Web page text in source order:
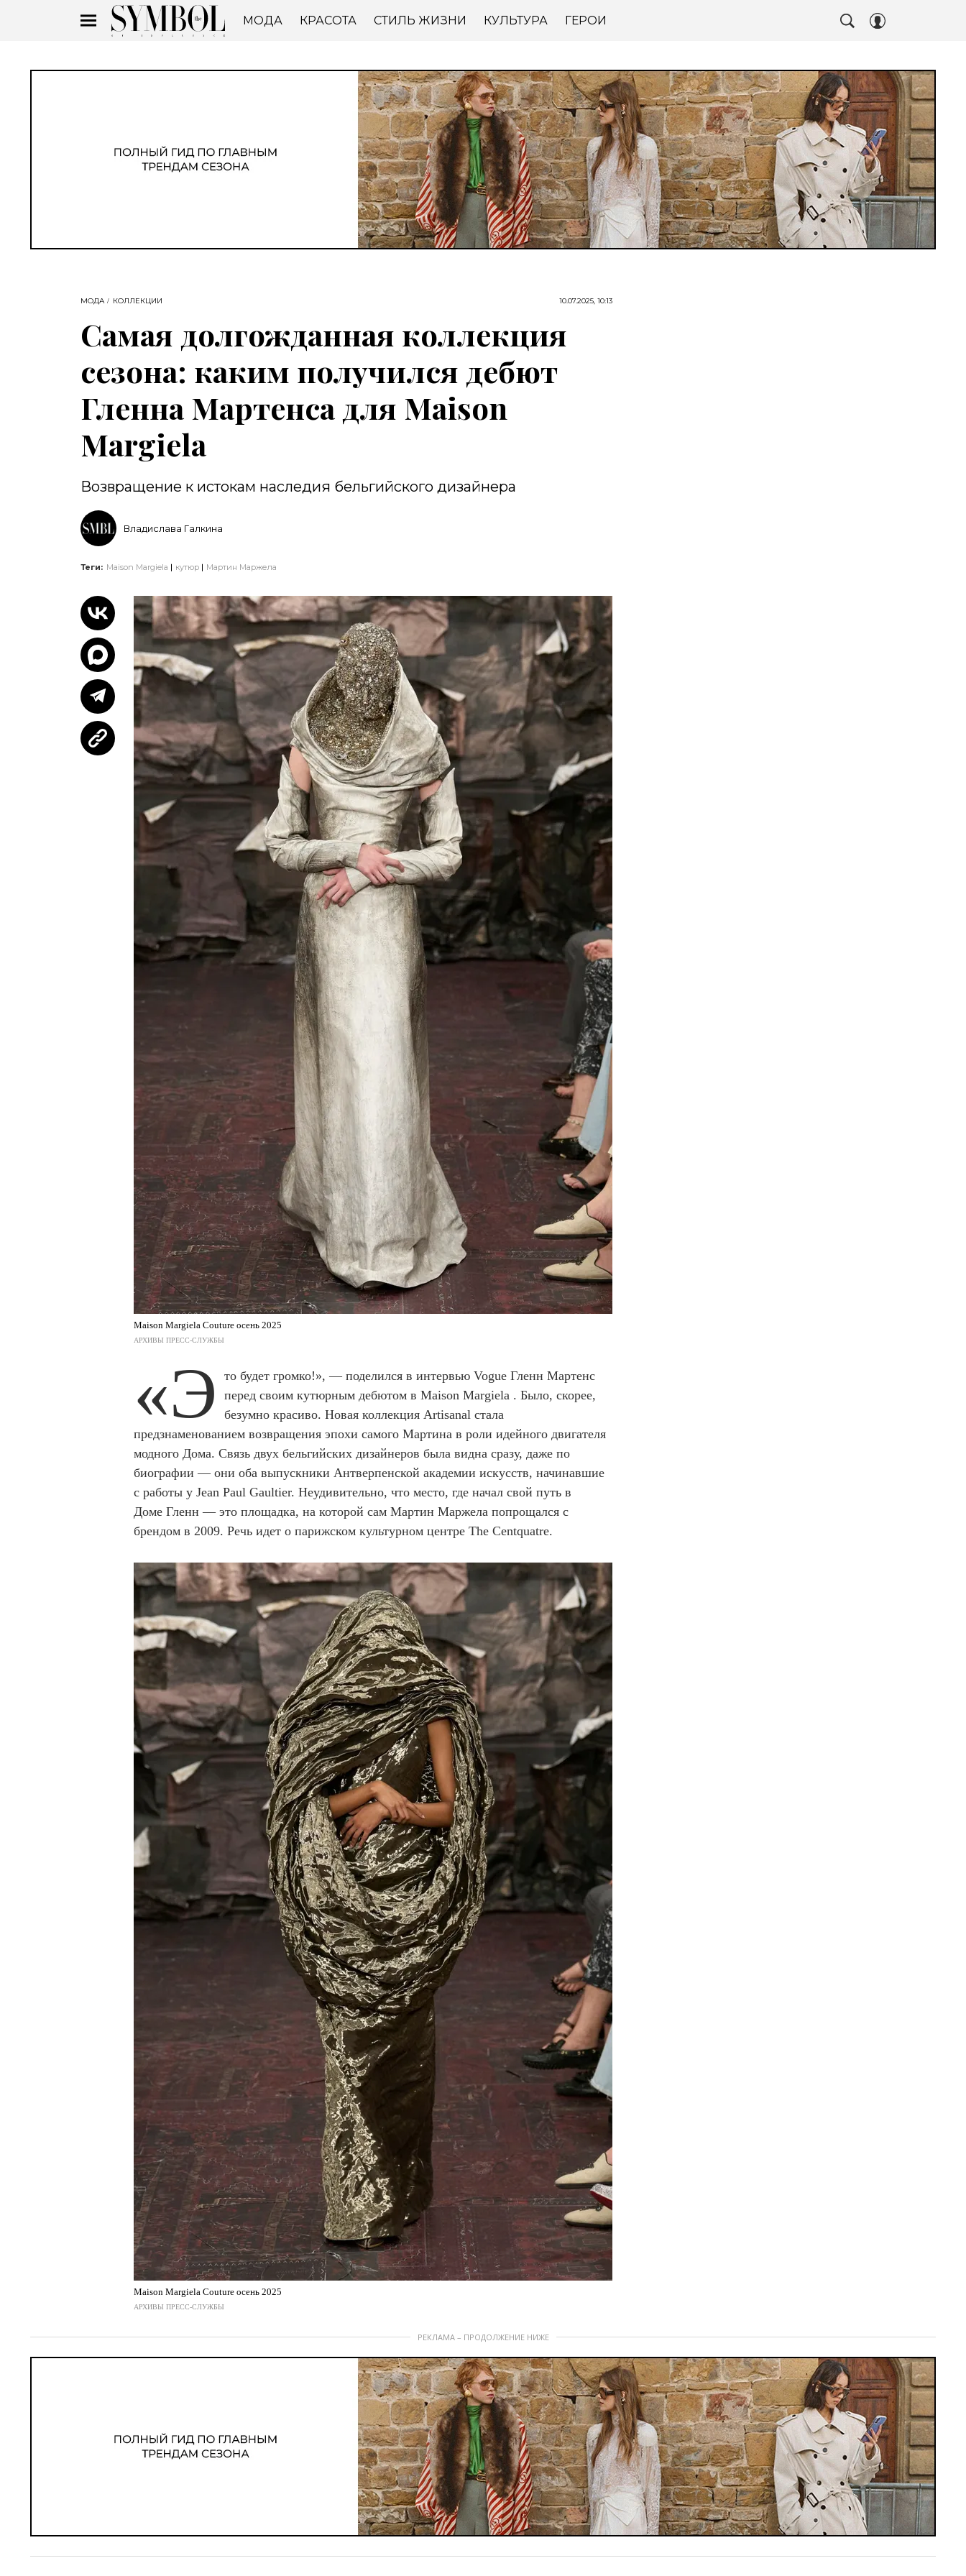
МОДА КРАСОТА СТИЛЬ ЖИЗНИ КУЛЬТУРА ГЕРОИ
МОДА КОЛЛЕКЦИИ 10.07.2025, 10:13
Самая долгожданная коллекция
сезона: каким получился дебют
Гленна Мартенса для Maison
Margiela
Возвращение к истокам наследия бельгийского дизайнера
Владислава Галкина
Теги: Maison Margiela кутюр Мартин Маржела
Maison Margiela Couture осень 2025
АРХИВЫ ПРЕСС-СЛУЖБЫ
«Э
то будет громко!», — поделился в интервью Vogue Гленн Мартенс
перед своим кутюрным дебютом в Maison Margiela . Было, скорее,
безумно красиво. Новая коллекция Artisanal стала
предзнаменованием возвращения эпохи самого Мартина в роли идейного двигателя
модного Дома. Связь двух бельгийских дизайнеров была видна сразу, даже по
биографии — они оба выпускники Антверпенской академии искусств, начинавшие
с работы у Jean Paul Gaultier. Неудивительно, что место, где начал свой путь в
Доме Гленн — это площадка, на которой сам Мартин Маржела попрощался с
брендом в 2009. Речь идет о парижском культурном центре The Centquatre.
Maison Margiela Couture осень 2025
АРХИВЫ ПРЕСС-СЛУЖБЫ
РЕКЛАМА – ПРОДОЛЖЕНИЕ НИЖЕ